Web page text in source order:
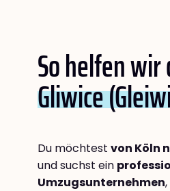
So helfen
Gliwice
Du möchtest von Köln
und suchst ein
Umzugsunternehmen